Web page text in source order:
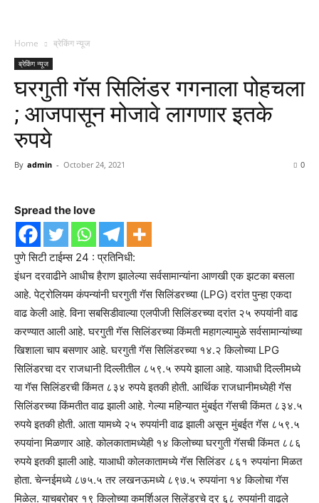
Home ब्रेकिंग न्यूज
ब्रेकिंग न्यूज
घरगुती गॅस सिलिंडर गगनाला पोहचला
; आजपासून मोजावे लागणार इतके
रुपये
By admin - October 24, 2021 0
Spread the love
पुणे सिटी टाईम्स 24 : प्रतिनिधी:
इंधन दरवाढीने आधीच हैराण झालेल्या सर्वसामान्यांना आणखी एक झटका बसला
आहे. पेट्रोलियम कंपन्यांनी घरगुती गॅस सिलिंडरच्या (LPG) दरांत पुन्हा एकदा
वाढ केली आहे. विना सबसिडीवाल्या एलपीजी सिलिंडरच्या दरांत २५ रुपयांनी वाढ
करण्यात आली आहे. घरगुती गॅस सिलिंडरच्या किंमती महागल्यामुळे सर्वसामान्यांच्या
खिशाला चाप बसणार आहे. घरगुती गॅस सिलिंडरच्या १४.२ किलोच्या LPG
सिलिंडरचा दर राजधानी दिल्लीतील ८५९.५ रुपये झाला आहे. याआधी दिल्लीमध्ये
या गॅस सिलिंडरची किंमत ८३४ रुपये इतकी होती. आर्थिक राजधानीमध्येही गॅस
सिलिंडरच्या किंमतीत वाढ झाली आहे. गेल्या महिन्यात मुंबईत गॅसची किंमत ८३४.५
रुपये इतकी होती. आता यामध्ये २५ रुपयांनी वाढ झाली असून मुंबईत गॅस ८५९.५
रुपयांना मिळणार आहे. कोलकातामध्येही १४ किलोच्या घरगुती गॅसची किंमत ८८६
रुपये इतकी झाली आहे. याआधी कोलकातामध्ये गॅस सिलिंडर ८६१ रुपयांना मिळत
होता. चेन्नईमध्ये ८७५.५ तर लखनऊमध्ये ८९७.५ रुपयांना १४ किलोचा गॅस
मिळेल. याचबरोबर १९ किलोच्या कमर्शिअल सिलेंडरचे दर ६८ रुपयांनी वाढले